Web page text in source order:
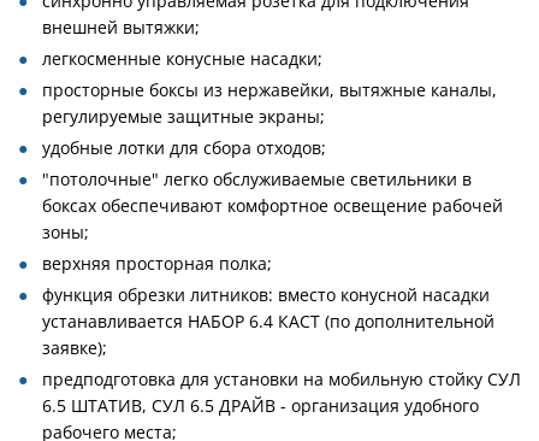
внешней вытяжки;
легкосменные конусные насадки;
просторные боксы из нержавейки, вытяжные каналы,
регулируемые защитные экраны;
удобные лотки для сбора отходов;
"потолочные" легко обслуживаемые светильники в
боксах обеспечивают комфортное освещение рабочей
зоны;
верхняя просторная полка;
функция обрезки литников: вместо конусной насадки
устанавливается НАБОР 6.4 КАСТ (по дополнительной
заявке);
предподготовка для установки на мобильную стойку СУЛ
6.5 ШТАТИВ, СУЛ 6.5 ДРАЙВ - организация удобного
рабочего места;